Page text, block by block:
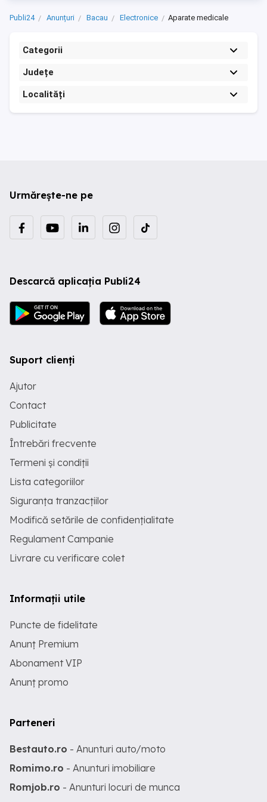
Publi24 Anunțuri Bacau Electronice Aparate medicale
Categorii
Județe
Localități
Urmărește-ne pe
Descarcă aplicația Publi24
Suport clienți
Ajutor
Contact
Publicitate
Întrebări frecvente
Termeni și condiții
Lista categoriilor
Siguranța tranzacțiilor
Modifică setările de confidențialitate
Regulament Campanie
Livrare cu verificare colet
Informații utile
Puncte de fidelitate
Anunț Premium
Abonament VIP
Anunț promo
Parteneri
Bestauto.ro - Anunturi auto/moto
Romimo.ro - Anunturi imobiliare
Romjob.ro - Anunturi locuri de munca